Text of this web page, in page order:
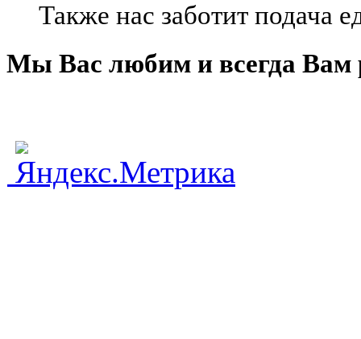
Также нас заботит подача
Мы Вас любим и всегда